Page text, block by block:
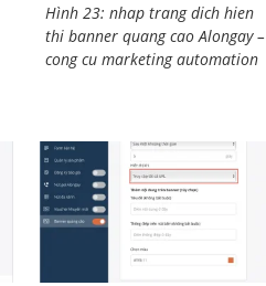
Hình 23: nhap trang dich hien
thi banner quang cao Alongay –
cong cu marketing automation